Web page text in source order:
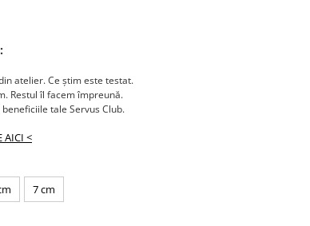
atelier. Ce știm este testat.
Restul îl facem împreună.
tale Servus Club.
AICI <
7 cm